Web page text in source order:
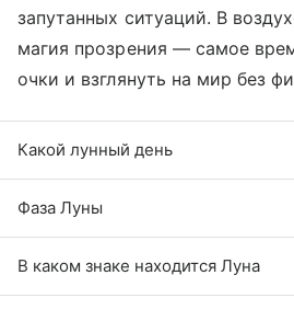
запутанных ситуаций. В
магия прозрения — самое
очки и взглянуть на мир без
Какой лунный день
Фаза Луны
В каком знаке находится Луна